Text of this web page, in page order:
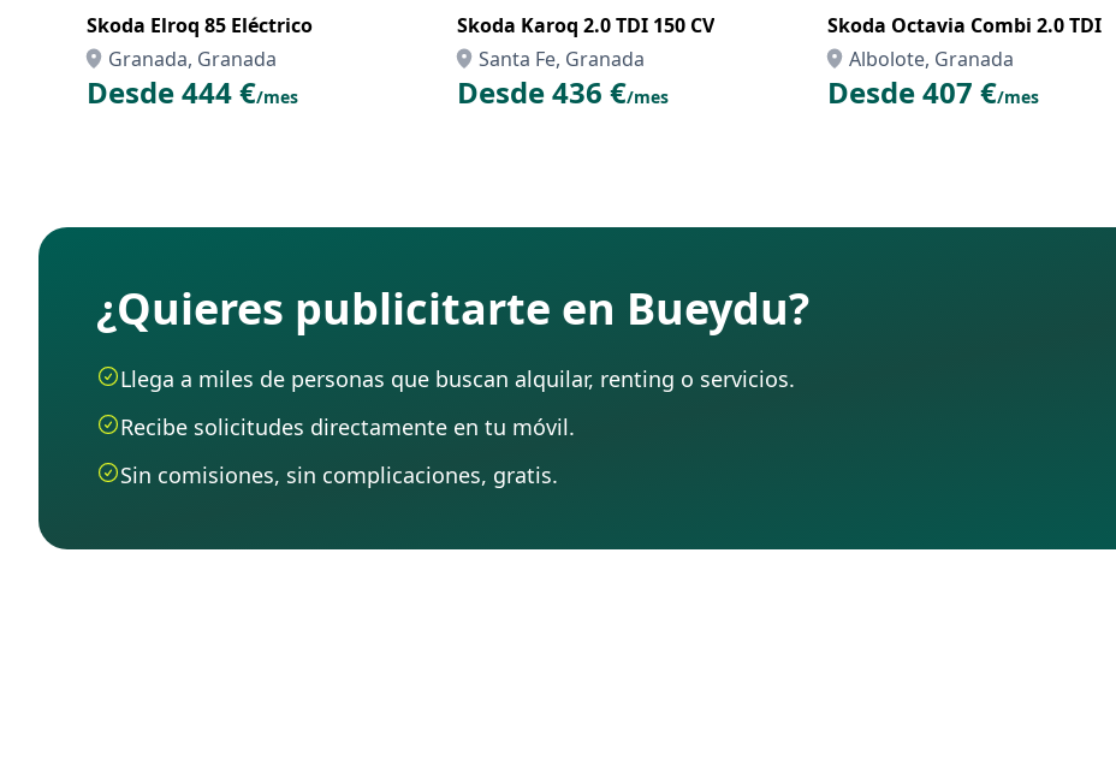
Skoda Elroq 85 Eléctrico
Granada, Granada
Desde 444 €/mes
Skoda Karoq 2.0 TDI 150 CV
Santa Fe, Granada
Desde 436 €/mes
Skoda Octavia Combi 2.0 TDI
Albolote, Granada
Desde 407 €/mes
¿Quieres publicitarte en Bueydu?
Llega a miles de personas que buscan alquilar, renting o servicios.
Recibe solicitudes directamente en tu móvil.
Sin comisiones, sin complicaciones, gratis.